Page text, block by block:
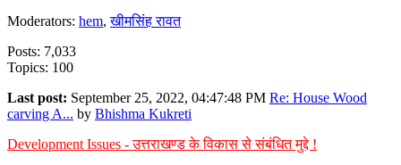
Moderators: hem,खीमसिंह रावत
Posts: 7,033
Topics: 100
Last post: September 25, 2022, 04:47:48 PM Re: House Wood
carving A... by Bhishma Kukreti
Development Issues - उत्तराखण्ड के विकास से संबंधित मुद्दे !